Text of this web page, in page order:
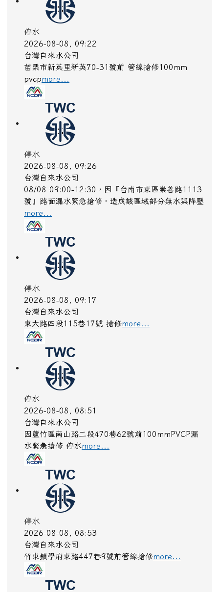
停水
2026-08-08, 09:22
台灣自來水公司
苗栗市新英里新英70-31號前 管線搶修100mm
pvcpmore...
停水
2026-08-08, 09:26
台灣自來水公司
08/08 09:00-12:30，因『台南市東區崇善路1113
號』路面漏水緊急搶修，造成該區域部分無水與降壓
more...
停水
2026-08-08, 09:17
台灣自來水公司
東大路四段115巷17號 搶修more...
停水
2026-08-08, 08:51
台灣自來水公司
因蘆竹區南山路二段470巷62號前100mmPVCP漏
水緊急搶修 停水more...
停水
2026-08-08, 08:53
台灣自來水公司
竹東鎮學府東路447巷9號前管線搶修more...